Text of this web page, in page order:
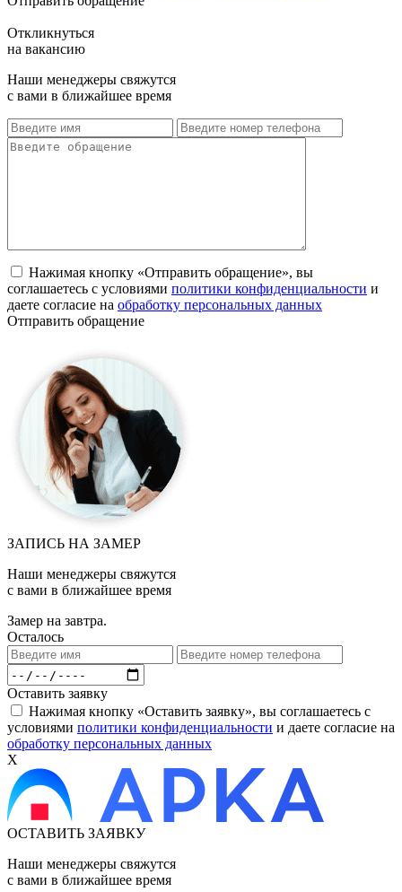
Откликнуться
на вакансию
Наши менеджеры свяжутся
с вами в ближайшее время
Нажимая кнопку «Отправить обращение», вы
соглашаетесь с условиями политики конфиденциальности и
даете согласие на обработку персональных данных
Отправить обращение
ЗАПИСЬ НА ЗАМЕР
Наши менеджеры свяжутся
с вами в ближайшее время
Замер на завтра.
Осталось
Оставить заявку
Нажимая кнопку «Оставить заявку», вы соглашаетесь с
условиями политики конфиденциальности и даете согласие на
обработку персональных данных
X
ОСТАВИТЬ ЗАЯВКУ
Наши менеджеры свяжутся
с вами в ближайшее время